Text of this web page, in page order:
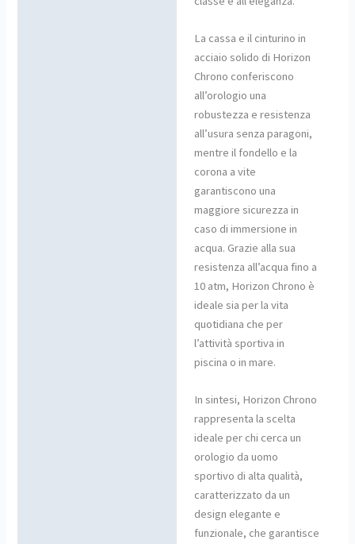
La cassa e il cinturino in
acciaio solido di Horizon
Chrono conferiscono
all’orologio una
robustezza e resistenza
all’usura senza paragoni,
mentre il fondello e la
corona a vite
garantiscono una
maggiore sicurezza in
caso di immersione in
acqua. Grazie alla sua
resistenza all’acqua fino a
10 atm, Horizon Chrono è
ideale sia per la vita
quotidiana che per
l’attività sportiva in
piscina o in mare.
In sintesi, Horizon Chrono
rappresenta la scelta
ideale per chi cerca un
orologio da uomo
sportivo di alta qualità,
caratterizzato da un
design elegante e
funzionale, che garantisce